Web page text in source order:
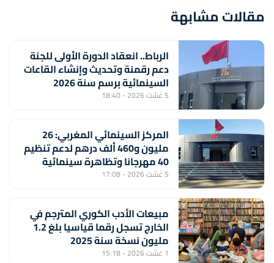
مقالات مشابهة
الرباط.. انعقاد الدورة الأولى للجنة
دعم رقمنة وتحديث وإنشاء القاعات
السينمائية برسم سنة 2026
5 غشت 2026 - 18:40
المركز السينمائي المغربي: 26
مليون و460 ألف درهم لدعم تنظيم
40 مهرجانا وتظاهرة سينمائية
5 غشت 2026 - 17:08
مبيعات الأدب الكوري المترجم في
الخارج تسجل رقما قياسيا بلغ 1.2
مليون نسخة سنة 2025
1 غشت 2026 - 15:18